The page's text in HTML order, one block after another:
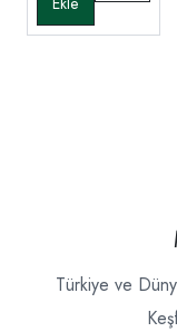
Türkiye ve